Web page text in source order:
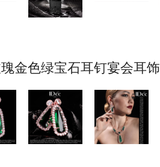
金色绿宝石耳钉宴会耳饰